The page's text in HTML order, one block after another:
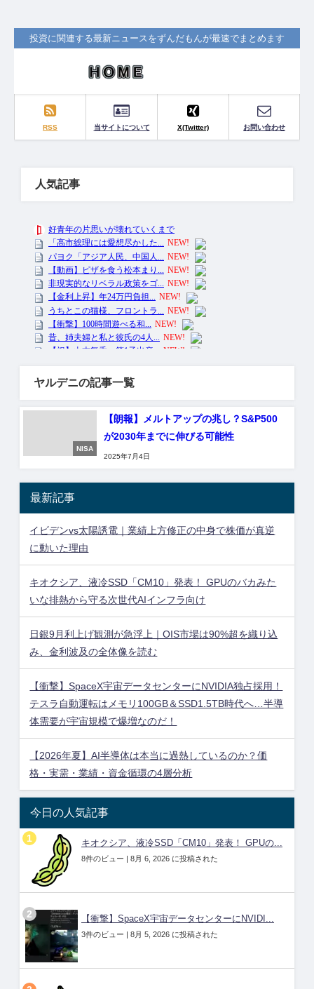
投資に関連する最新ニュースをずんだもんが最速でまとめます
RSS 当サイトについて X(Twitter) お問い合わせ
人気記事
ヤルデニの記事一覧
NISA
【朗報】メルトアップの兆し？S&P500
が2030年までに伸びる可能性
2025年7月4日
最新記事
イビデンvs太陽誘電｜業績上方修正の中身で株価が真逆
に動いた理由
キオクシア、液冷SSD「CM10」発表！ GPUのバカみた
いな排熱から守る次世代AIインフラ向け
日銀9月利上げ観測が急浮上｜OIS市場は90%超を織り込
み、金利波及の全体像を読む
【衝撃】SpaceX宇宙データセンターにNVIDIA独占採用！
テスラ自動運転はメモリ100GB＆SSD1.5TB時代へ…半導
体需要が宇宙規模で爆増なのだ！
【2026年夏】AI半導体は本当に過熱しているのか？価
格・実需・業績・資金循環の4層分析
今日の人気記事
キオクシア、液冷SSD「CM10」発表！ GPUの...
8件のビュー | 8月 6, 2026 に投稿された
【衝撃】SpaceX宇宙データセンターにNVIDI...
3件のビュー | 8月 5, 2026 に投稿された